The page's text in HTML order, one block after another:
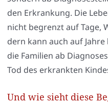
den Erkran­kung. Die
nicht begrenzt auf Tage,
dern kann auch auf
die Fami­li­en ab
Tod des erkrank­ten
Und wie sieht diese